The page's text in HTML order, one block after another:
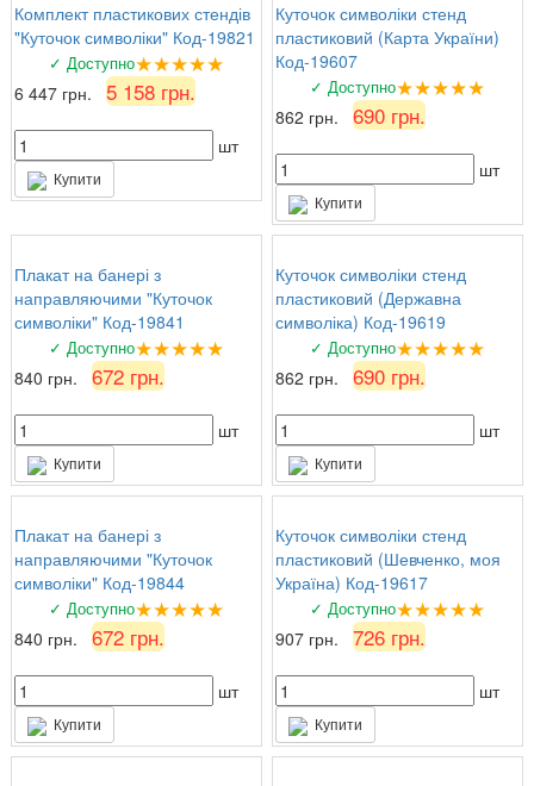
Комплект пластикових стендів
"Куточок символіки" Код-19821
✓ Доступно★★★★★
6 447 грн. 5 158 грн.
шт
Купити
Куточок символіки стенд
пластиковий (Карта України)
Код-19607
✓ Доступно★★★★★
862 грн. 690 грн.
шт
Купити
Плакат на банері з
направляючими "Куточок
символіки" Код-19841
✓ Доступно★★★★★
840 грн. 672 грн.
шт
Купити
Куточок символіки стенд
пластиковий (Державна
символіка) Код-19619
✓ Доступно★★★★★
862 грн. 690 грн.
шт
Купити
Плакат на банері з
направляючими "Куточок
символіки" Код-19844
✓ Доступно★★★★★
840 грн. 672 грн.
шт
Купити
Куточок символіки стенд
пластиковий (Шевченко, моя
Україна) Код-19617
✓ Доступно★★★★★
907 грн. 726 грн.
шт
Купити